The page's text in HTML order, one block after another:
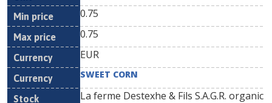
0.75
0.75
EUR
SWEET CORN
La ferme Destexhe & Fils S.A.G.R. organic